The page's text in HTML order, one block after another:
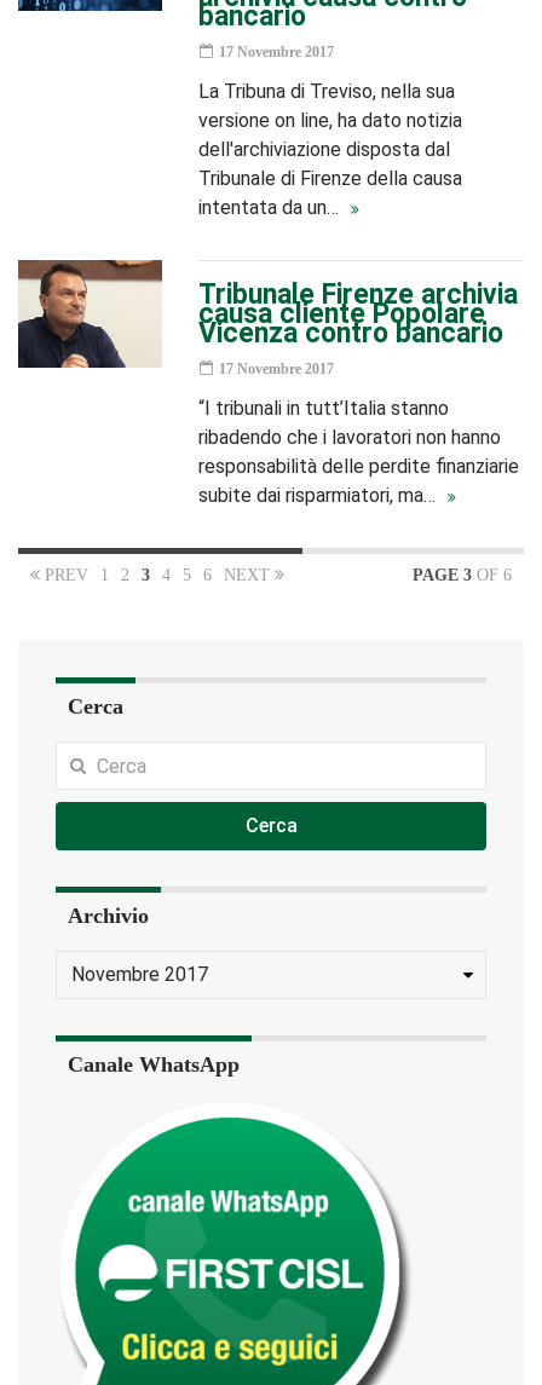
bancario
17 Novembre 2017
La Tribuna di Treviso, nella sua
versione on line, ha dato notizia
dell'archiviazione disposta dal
Tribunale di Firenze della causa
intentata da un…
Tribunale Firenze archivia
causa cliente Popolare
Vicenza contro bancario
17 Novembre 2017
“I tribunali in tutt’Italia stanno
ribadendo che i lavoratori non hanno
responsabilità delle perdite finanziarie
subite dai risparmiatori, ma…
PREV 1 2 3 4 5 6 NEXT PAGE 3 OF 6
Cerca
Cerca
Archivio
Canale WhatsApp